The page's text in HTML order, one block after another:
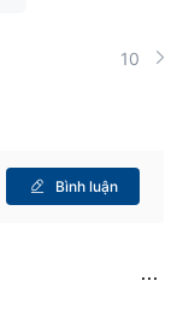
10
Bình luận